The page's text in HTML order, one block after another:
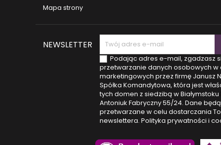
Mapa strony
NEWSLETTER
Podając adres e-mail, zgadzasz
przetwarzanie danych osobowych w
marketingowych przez firmę Janusz
Spółka Komandytowa, która jest
tych domen z siedzibą w Białymstoku
Antoniuk Fabryczny 55/24. Dane będą
przetwarzane w celu dostarczania
newslettera. Polityka prywatności i